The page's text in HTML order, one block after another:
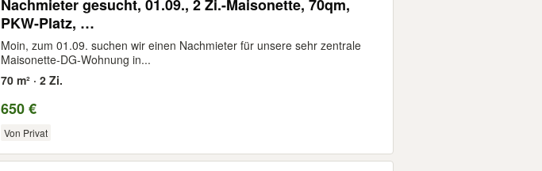
Nachmieter gesucht, 01.09., 2 Zi.-Maisonette, 70qm,
PKW-Platz, …
Moin, zum 01.09. suchen wir einen Nachmieter für unsere sehr zentrale
Maisonette-DG-Wohnung in...
70 m² · 2 Zi.
650 €
Von Privat